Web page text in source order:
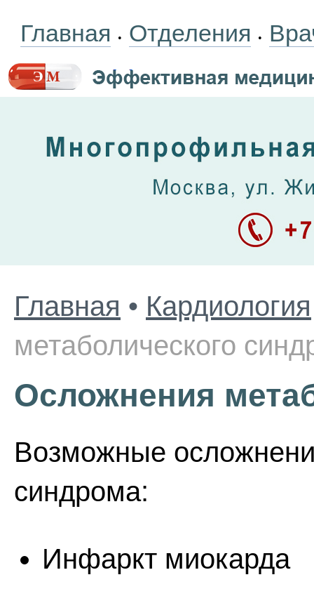
Главная • Отделения •
Главная • Кардиология
метаболического
Осложнения
Возможные
синдрома:
Инфаркт миокарда